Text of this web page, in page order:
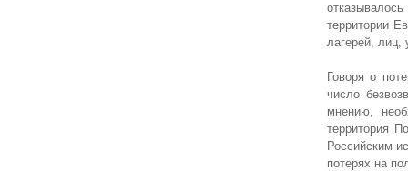
территории
лагерей, лиц,
Говоря о
число
мнению,
территория
Российским
потерях на